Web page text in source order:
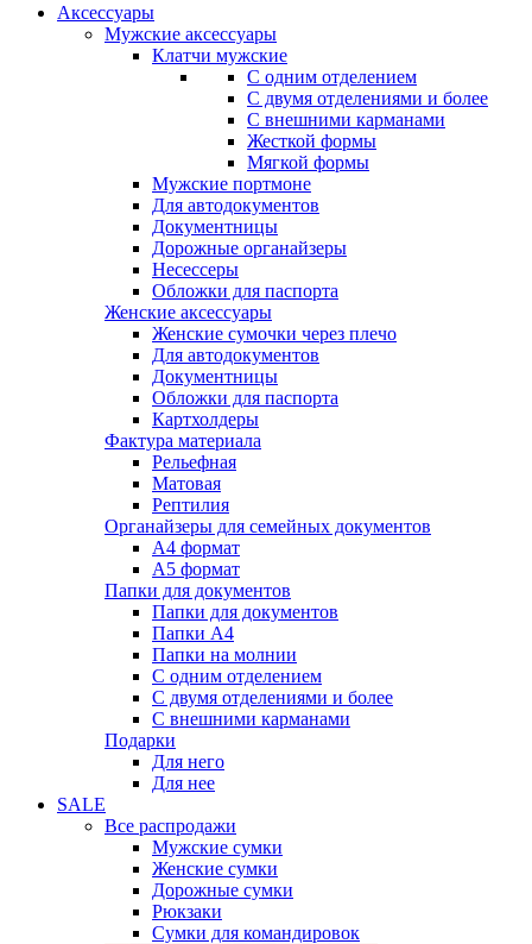
Аксессуары
Мужские аксессуары
Клатчи мужские
С одним отделением
С двумя отделениями и более
С внешними карманами
Жесткой формы
Мягкой формы
Мужские портмоне
Для автодокументов
Документницы
Дорожные органайзеры
Несессеры
Обложки для паспорта
Женские аксессуары
Женские сумочки через плечо
Для автодокументов
Документницы
Обложки для паспорта
Картхолдеры
Фактура материала
Рельефная
Матовая
Рептилия
Органайзеры для семейных документов
А4 формат
А5 формат
Папки для документов
Папки для документов
Папки А4
Папки на молнии
С одним отделением
С двумя отделениями и более
С внешними карманами
Подарки
Для него
Для нее
SALE
Все распродажи
Мужские сумки
Женские сумки
Дорожные сумки
Рюкзаки
Сумки для командировок